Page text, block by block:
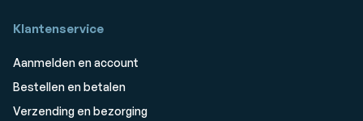
Klantenservice
Aanmelden en account
Bestellen en betalen
Verzending en bezorging